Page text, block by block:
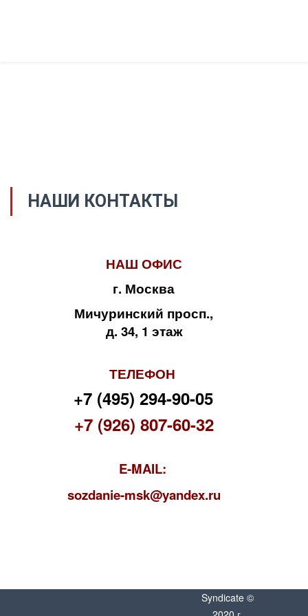
НАШИ КОНТАКТЫ
НАШ ОФИС
г. Москва
Мичуринский просп.,
д. 34, 1 этаж
ТЕЛЕФОН
+7 (495) 294-90-05
+7 (926) 807-60-32
E-MAIL:
sozdanie-msk@yandex.ru
Syndicate ©